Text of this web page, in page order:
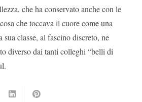
che ha conservato anche con le
che toccava il cuore come una
sua classe, al fascino discreto, ne
diverso dai tanti colleghi “belli di